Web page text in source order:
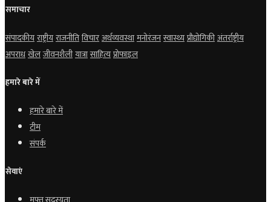
समाचार
संपादकीयराष्ट्रीयराजनीतिविचारअर्थव्यवस्थामनोरंजनस्वास्थ्यप्रौद्योगिकीअंतर्राष्ट्रीय
अपराधखेलजीवनशैलीयात्रासाहित्यप्रोफाइल
हमारे बारे में
हमारे बारे में
टीम
संपर्क
सेवाएं